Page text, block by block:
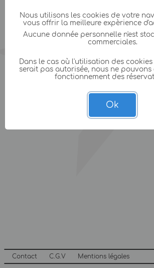
Contact C.G.V Mentions légales
Nous utilisons les cookies de votre
vous offrir la meilleure expèrience
Aucune donnée personnelle n'est
commerciales.
Dans le cas où l'utilisation des
serait pas autorisée, nous ne
fonctionnement des
Ok